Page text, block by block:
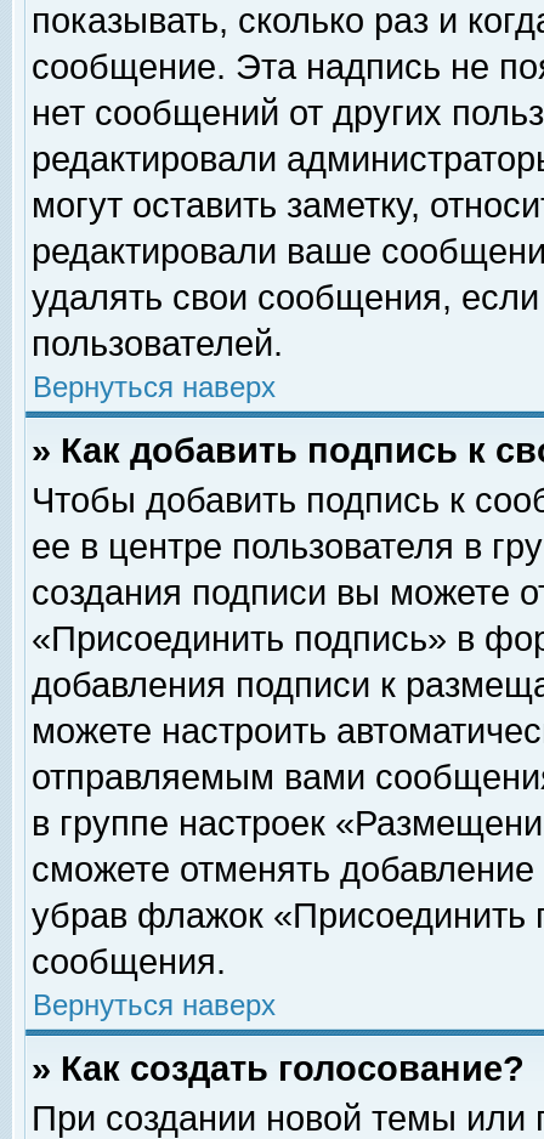
показывать, сколько раз и
сообщение. Эта надпись не
нет сообщений от других
редактировали
могут оставить заметку,
редактировали ваше
удалять свои сообщения,
пользователей.
Вернуться наверх
» Как добавить подпись к
Чтобы добавить подпись к
ее в центре пользователя в
создания подписи вы можете
«Присоединить подпись» в
добавления подписи к
можете настроить
отправляемым вами
в группе настроек
сможете отменять
убрав флажок «Присоединить
сообщения.
Вернуться наверх
» Как создать голосование?
При создании новой темы или